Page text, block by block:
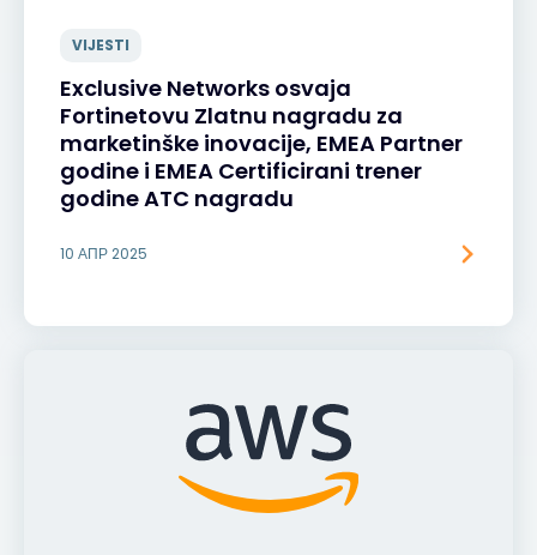
VIJESTI
Exclusive Networks osvaja
Fortinetovu Zlatnu nagradu za
marketinške inovacije, EMEA Partner
godine i EMEA Certificirani trener
godine ATC nagradu
10 АПР 2025